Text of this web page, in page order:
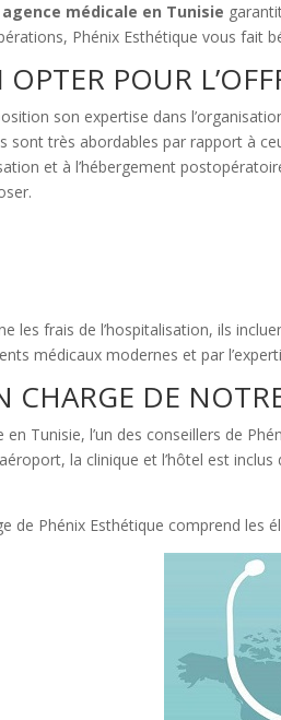
agence médicale en Tunisie
Phénix Esthétique vous fait
POUR
son expertise dans
sont très abordables par rapport à
et à l’hébergement
les frais de l’hospitalisation, ils
médicaux modernes et par
CHARGE DE
en Tunisie, l’un des conseillers de
la clinique et l’hôtel est
de Phénix Esthétique comprend les